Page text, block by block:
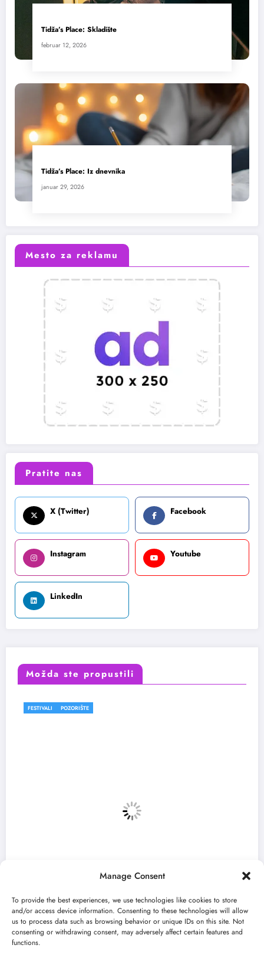
Manage Consent
To provide the best experiences, we use technologies like cookies to store
and/or access device information. Consenting to these technologies will allow
us to process data such as browsing behavior or unique IDs on this site. Not
consenting or withdrawing consent, may adversely affect certain features and
functions.
Tidža’s Place: Skladište
februar 12, 2026
Tidža’s Place: Iz dnevnika
januar 29, 2026
Mesto za reklamu
Pratite nas
X (Twitter) Facebook
Instagram Youtube
LinkedIn
Možda ste propustili
FESTIVALI
„Najveći mali festival u Vojvodini“ i